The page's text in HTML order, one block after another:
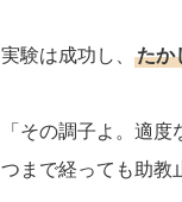
実験は成功し、 たか
「その調子よ。適
つまで経っても助教